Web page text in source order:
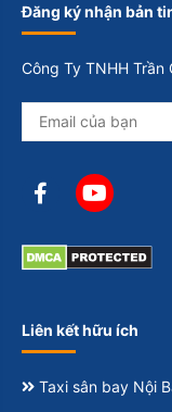
Đăng ký nhận bản
Công Ty TNHH Trần
Liên kết hữu ích
Taxi sân bay Nội